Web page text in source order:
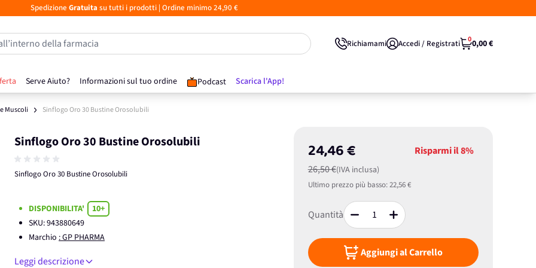
Spedizione Gratuita su tutti i prodotti| Ordine minimo 24,90 €
Serve Aiuto? Informazioni sul tuo ordine Podcast Scarica l'App!
della farmacia Richiamami Accedi / Registrati 00,00 €
Muscoli Sinflogo Oro 30 Bustine Orosolubili
Sinflogo Oro 30 Bustine Orosolubili
Sinflogo Oro 30 Bustine Orosolubili
24,46 €
26,50 €(IVA inclusa)
Risparmi il8%
Ultimo prezzo più basso:22,56 €
Quantità
Aggiungi al Carrello
DISPONIBILITA'
10+
SKU:943880649
Marchio : GP PHARMA
Leggi descrizione